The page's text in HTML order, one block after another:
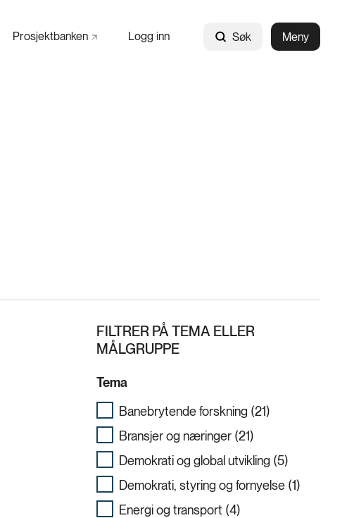
Prosjektbanken Logg inn Søk Meny
FILTRER PÅ TEMA ELLER
MÅLGRUPPE
Tema
Banebrytende forskning (21)
Bransjer og næringer (21)
Demokrati og global utvikling (5)
Demokrati, styring og fornyelse (1)
Energi og transport (4)